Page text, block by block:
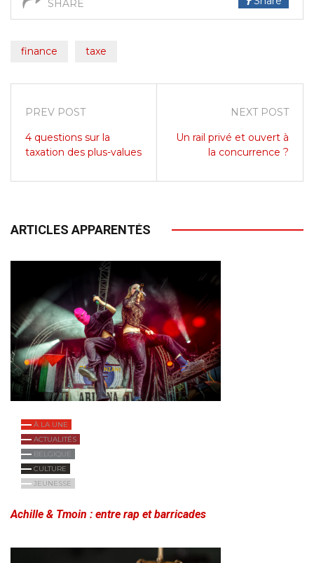
SHARE
finance taxe
PREV POST
4 questions sur la
taxation des plus-values
NEXT POST
Un rail privé et ouvert à
la concurrence ?
ARTICLES APPARENTÉS
À LA UNE
ACTUALITÉS
BELGIQUE
CULTURE
JEUNESSE
Achille & Tmoin : entre rap et barricades